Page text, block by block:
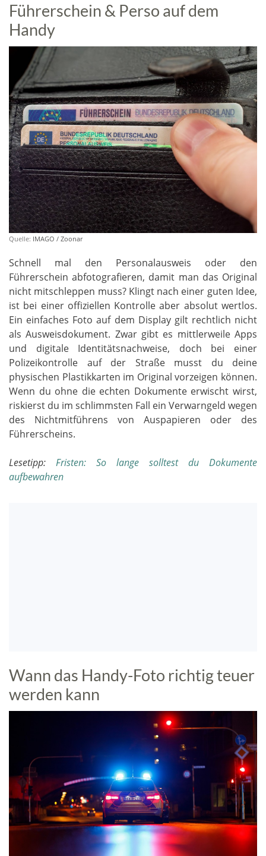
Führerschein & Perso auf dem
Handy
Quelle: IMAGO / Zoonar
Schnell mal den Personalausweis oder den
Führerschein abfotografieren, damit man das Original
nicht mitschleppen muss? Klingt nach einer guten Idee,
ist bei einer offiziellen Kontrolle aber absolut wertlos.
Ein einfaches Foto auf dem Display gilt rechtlich nicht
als Ausweisdokument. Zwar gibt es mittlerweile Apps
und digitale Identitätsnachweise, doch bei einer
Polizeikontrolle auf der Straße musst du deine
physischen Plastikkarten im Original vorzeigen können.
Wenn du ohne die echten Dokumente erwischt wirst,
riskierst du im schlimmsten Fall ein Verwarngeld wegen
des Nichtmitführens von Auspapieren oder des
Führerscheins.
Lesetipp: Fristen: So lange solltest du Dokumente
aufbewahren
Wann das Handy-Foto richtig teuer
werden kann